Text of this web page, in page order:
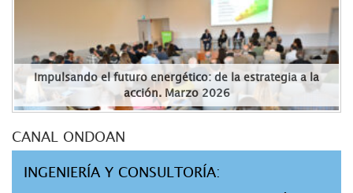
Impulsando el futuro energético: de la estrategia a la
acción. Marzo 2026
CANAL ONDOAN
INGENIERÍA Y CONSULTORÍA: